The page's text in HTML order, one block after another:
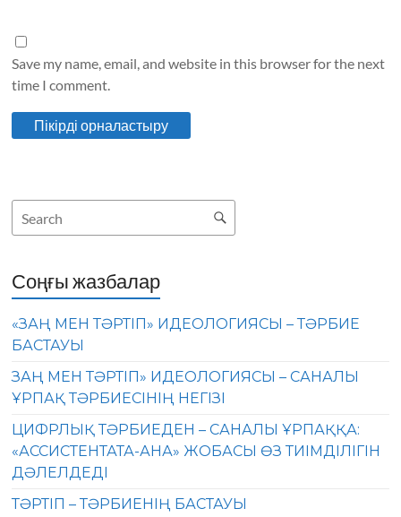
Save my name, email, and website in this browser for the next
time I comment.
Соңғы жазбалар
«ЗАҢ МЕН ТӘРТІП» ИДЕОЛОГИЯСЫ – ТӘРБИЕ
БАСТАУЫ
ЗАҢ МЕН ТӘРТІП» ИДЕОЛОГИЯСЫ – САНАЛЫ
ҰРПАҚ ТӘРБИЕСІНІҢ НЕГІЗІ
ЦИФРЛЫҚ ТӘРБИЕДЕН – САНАЛЫ ҰРПАҚҚА:
«АССИСТЕНТАТА-АНА» ЖОБАСЫ ӨЗ ТИІМДІЛІГІН
ДӘЛЕЛДЕДІ
ТӘРТІП – ТӘРБИЕНІҢ БАСТАУЫ